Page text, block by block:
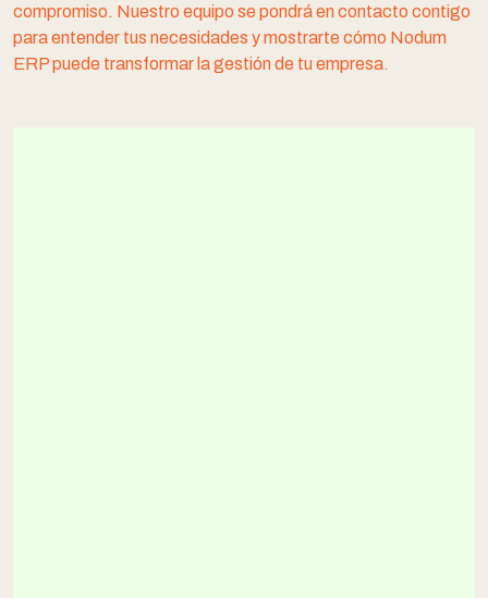
compromiso. Nuestro equipo se pondrá en contacto contigo
para entender tus necesidades y mostrarte cómo Nodum
ERP puede transformar la gestión de tu empresa.